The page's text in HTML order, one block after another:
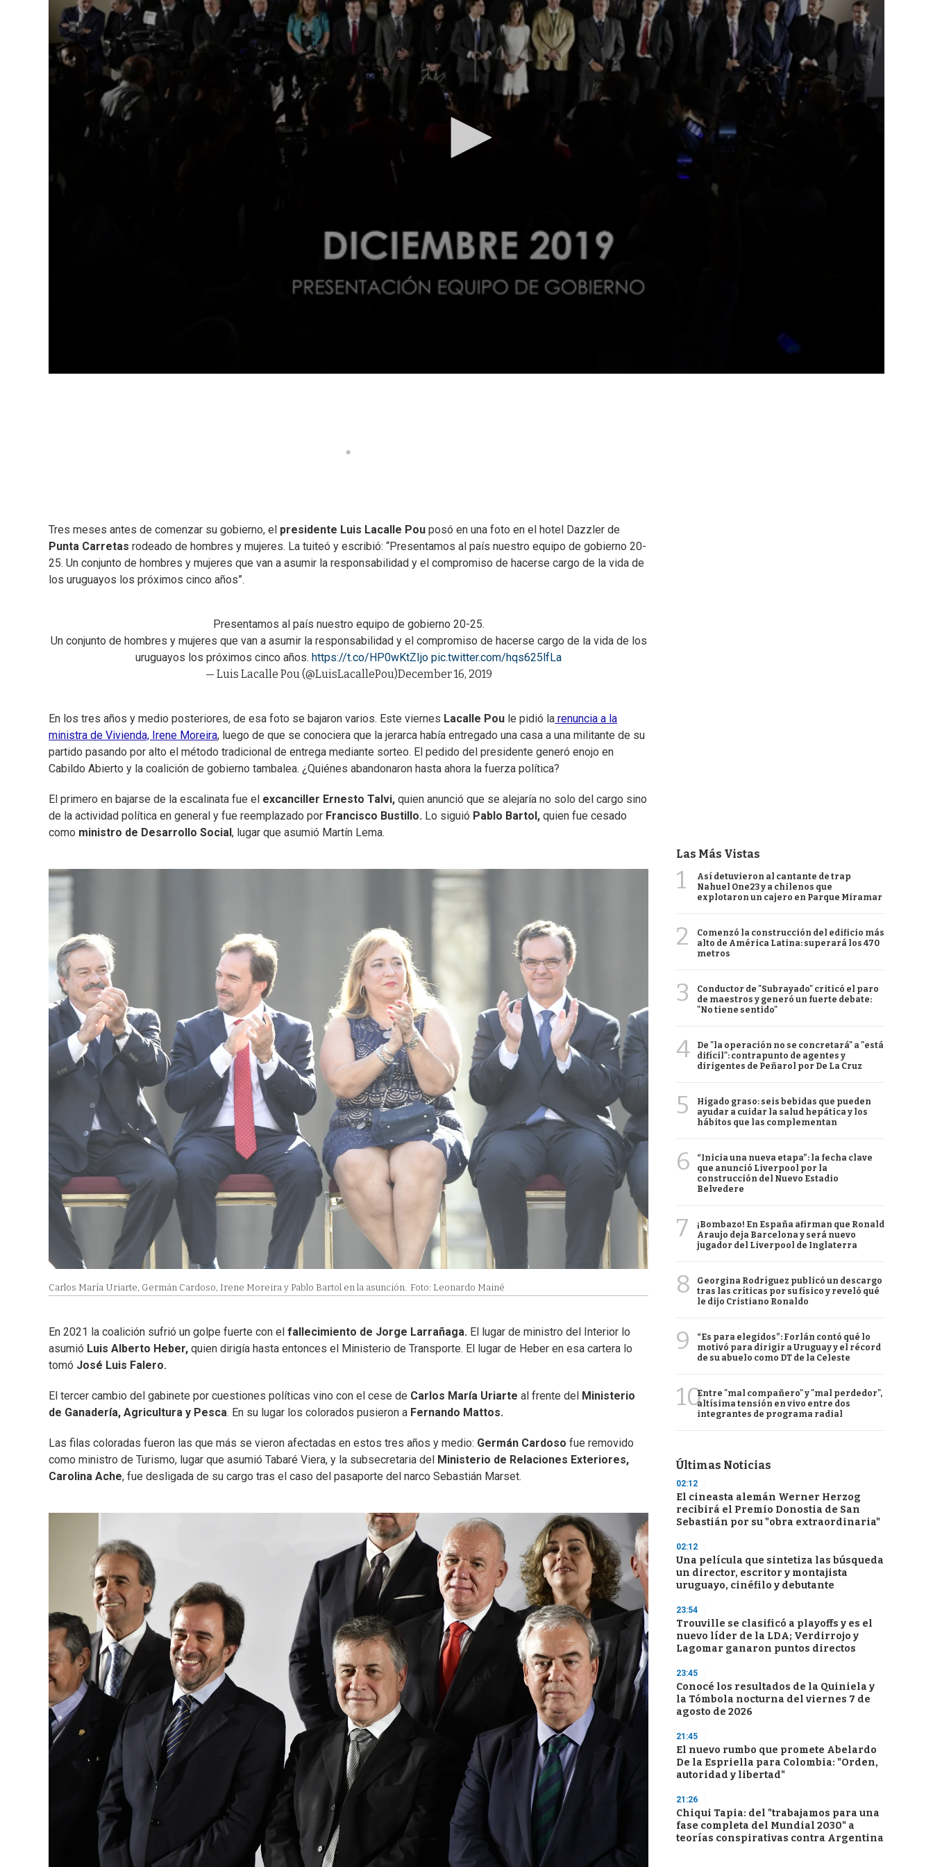
Tres meses antes de comenzar su gobierno, el presidente Luis Lacalle Pou posó en una foto en el hotel Dazzler de
Punta Carretas rodeado de hombres y mujeres. La tuiteó y escribió: “Presentamos al país nuestro equipo de gobierno 20-
25. Un conjunto de hombres y mujeres que van a asumir la responsabilidad y el compromiso de hacerse cargo de la vida de
los uruguayos los próximos cinco años”.
Presentamos al país nuestro equipo de gobierno 20-25.
Un conjunto de hombres y mujeres que van a asumir la responsabilidad y el compromiso de hacerse cargo de la vida de los
uruguayos los próximos cinco años. https://t.co/HP0wKtZIjo pic.twitter.com/hqs625lfLa
— Luis Lacalle Pou (@LuisLacallePou)December 16, 2019
En los tres años y medio posteriores, de esa foto se bajaron varios. Este viernes Lacalle Pou le pidió la renuncia a la
ministra de Vivienda, Irene Moreira, luego de que se conociera que la jerarca había entregado una casa a una militante de su
partido pasando por alto el método tradicional de entrega mediante sorteo. El pedido del presidente generó enojo en
Cabildo Abierto y la coalición de gobierno tambalea. ¿Quiénes abandonaron hasta ahora la fuerza política?
El primero en bajarse de la escalinata fue el excanciller Ernesto Talvi, quien anunció que se alejaría no solo del cargo sino
de la actividad política en general y fue reemplazado por Francisco Bustillo. Lo siguió Pablo Bartol, quien fue cesado
como ministro de Desarrollo Social , lugar que asumió Martín Lema.
Carlos María Uriarte, Germán Cardoso, Irene Moreira y Pablo Bartol en la asunción. Foto: Leonardo Mainé
En 2021 la coalición sufrió un golpe fuerte con el fallecimiento de Jorge Larrañaga. El lugar de ministro del Interior lo
asumió Luis Alberto Heber, quien dirigía hasta entonces el Ministerio de Transporte. El lugar de Heber en esa cartera lo
tomó José Luis Falero.
El tercer cambio del gabinete por cuestiones políticas vino con el cese de Carlos María Uriarte al frente del
Ministerio
de Ganadería, Agricultura y Pesca. En su lugar los colorados pusieron a Fernando Mattos.
Las filas coloradas fueron las que más se vieron afectadas en estos tres años y medio: Germán Cardoso fue removido
como ministro de Turismo, lugar que asumió Tabaré Viera, y la subsecretaria del
Ministerio de Relaciones Exteriores,
Carolina Ache, fue desligada de su cargo tras el caso del pasaporte del narco Sebastián Marset.
Las Más Vistas
1
Así detuvieron al cantante de trap
Nahuel One23 y a chilenos que
explotaron un cajero en Parque Miramar
2
Comenzó la construcción del edificio más
alto de América Latina: superará los 470
metros
3
Conductor de "Subrayado" criticó el paro
de maestros y generó un fuerte debate:
"No tiene sentido"
4
De "la operación no se concretará" a "está
difícil": contrapunto de agentes y
dirigentes de Peñarol por De La Cruz
5
Hígado graso: seis bebidas que pueden
ayudar a cuidar la salud hepática y los
hábitos que las complementan
6
“Inicia una nueva etapa”: la fecha clave
que anunció Liverpool por la
construcción del Nuevo Estadio
Belvedere
7
¡Bombazo! En España afirman que Ronald
Araujo deja Barcelona y será nuevo
jugador del Liverpool de Inglaterra
8
Georgina Rodríguez publicó un descargo
tras las críticas por su físico y reveló qué
le dijo Cristiano Ronaldo
9
“Es para elegidos”: Forlán contó qué lo
motivó para dirigir a Uruguay y el récord
de su abuelo como DT de la Celeste
10Entre "mal compañero" y "mal perdedor",
altísima tensión en vivo entre dos
integrantes de programa radial
Últimas Noticias
02:12
El cineasta alemán Werner Herzog
recibirá el Premio Donostia de San
Sebastián por su "obra extraordinaria"
02:12
Una película que sintetiza las búsqueda
un director, escritor y montajista
uruguayo, cinéfilo y debutante
23:54
Trouville se clasificó a playoffs y es el
nuevo líder de la LDA; Verdirrojo y
Lagomar ganaron puntos directos
23:45
Conocé los resultados de la Quiniela y
la Tómbola nocturna del viernes 7 de
agosto de 2026
21:45
El nuevo rumbo que promete Abelardo
De la Espriella para Colombia: "Orden,
autoridad y libertad"
21:26
Chiqui Tapia: del "trabajamos para una
fase completa del Mundial 2030" a
teorías conspirativas contra Argentina